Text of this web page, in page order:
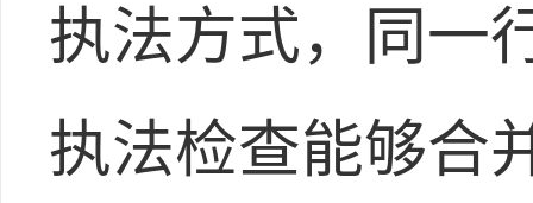
执法方式，同一
执法检查能够合